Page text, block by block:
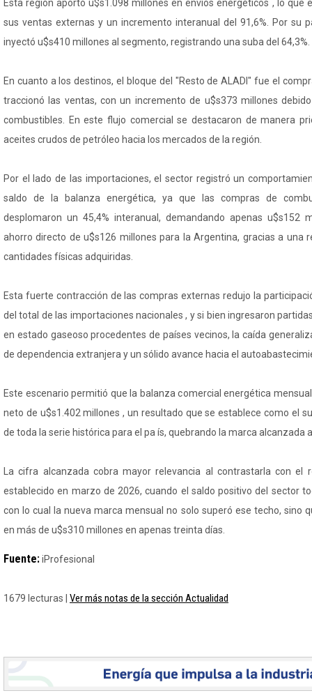
Esta región aportó u$s1.098 millones en envíos energéticos , lo que
sus ventas externas y un incremento interanual del 91,6%. Por su
inyectó u$s410 millones al segmento, registrando una suba del 64,3%.
En cuanto a los destinos, el bloque del "Resto de ALADI" fue el
traccionó las ventas, con un incremento de u$s373 millones
combustibles. En este flujo comercial se destacaron de manera
aceites crudos de petróleo hacia los mercados de la región.
Por el lado de las importaciones, el sector registró un
saldo de la balanza energética, ya que las compras de
desplomaron un 45,4% interanual, demandando apenas u$s152
ahorro directo de u$s126 millones para la Argentina, gracias a una
cantidades físicas adquiridas.
Esta fuerte contracción de las compras externas redujo la
del total de las importaciones nacionales , y si bien ingresaron
en estado gaseoso procedentes de países vecinos, la caída
de dependencia extranjera y un sólido avance hacia el
Este escenario permitió que la balanza comercial energética
neto de u$s1.402 millones , un resultado que se establece como el
de toda la serie histórica para el pa ís, quebrando la marca alcanzada
La cifra alcanzada cobra mayor relevancia al contrastarla con el
establecido en marzo de 2026, cuando el saldo positivo del sector
con lo cual la nueva marca mensual no solo superó ese techo, sino
en más de u$s310 millones en apenas treinta días.
Fuente:iProfesional
1679 lecturas | Ver más notas de la sección Actualidad